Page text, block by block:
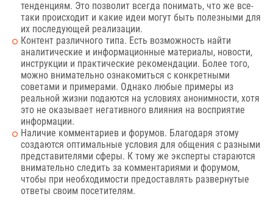
тенденциям. Это позволит всегда понимать, что же все-
таки происходит и какие идеи могут быть полезными для
их последующей реализации.
Контент различного типа. Есть возможность найти
аналитические и информационные материалы, новости,
инструкции и практические рекомендации. Более того,
можно внимательно ознакомиться с конкретными
советами и примерами. Однако любые примеры из
реальной жизни подаются на условиях анонимности, хотя
это не оказывает негативного влияния на восприятие
информации.
Наличие комментариев и форумов. Благодаря этому
создаются оптимальные условия для общения с разными
представителями сферы. К тому же эксперты стараются
внимательно следить за комментариями и форумом,
чтобы при необходимости предоставлять развернутые
ответы своим посетителям.